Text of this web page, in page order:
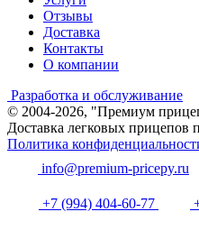
Отзывы
Доставка
Контакты
О компании
Разработка и обслуживание
© 2004-2026, "Премиум
Доставка легковых прицепов
Политика
info@premium-pricepy.ru
+7 (994) 404-60-77